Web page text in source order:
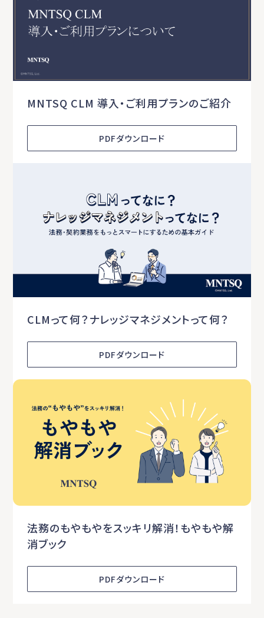
MNTSQ CLM 導入・ご利用プランのご紹介
PDFダウンロード
CLMって何？ナレッジマネジメントって何？
PDFダウンロード
法務のもやもやをスッキリ解消！もやもや解
消ブック
PDFダウンロード